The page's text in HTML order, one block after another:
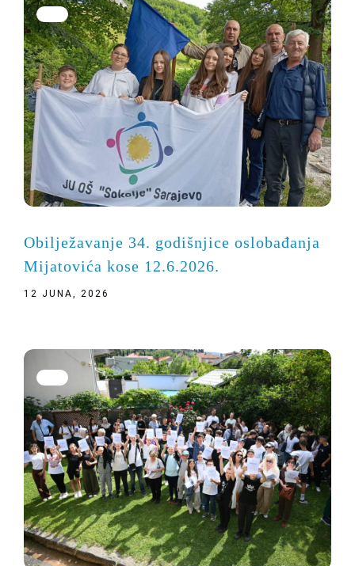
Obilježavanje 34. godišnjice oslobađanja
Mijatovića kose 12.6.2026.
12 JUNA, 2026